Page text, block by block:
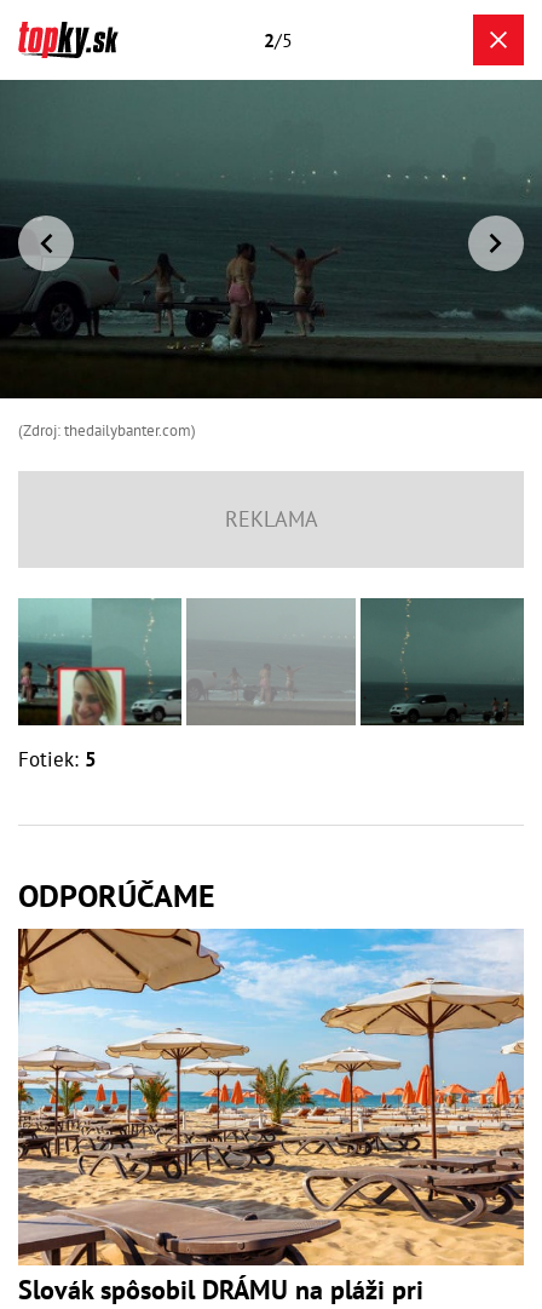
2/5
(Zdroj: thedailybanter.com)
Fotiek: 5
ODPORÚČAME
Slovák spôsobil DRÁMU na pláži pri